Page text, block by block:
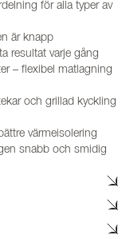
för alla typer av
är knapp
resultat varje gång
– flexibel matlagning
och grillad kyckling
värmeisolering
snabb och smidig